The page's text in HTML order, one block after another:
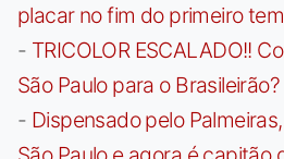
placar no fim do primeiro
- TRICOLOR ESCALADO!!
São Paulo para o Brasileirão?
- Dispensado pelo